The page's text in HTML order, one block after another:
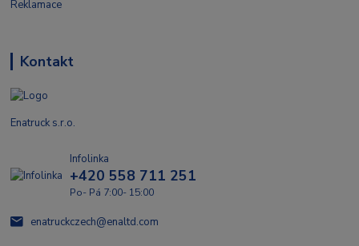
Reklamace
Kontakt
Enatruck s.r.o.
Infolinka
+420 558 711 251
Po- Pá 7:00- 15:00
enatruckczech@enaltd.com